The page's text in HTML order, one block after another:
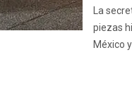
La
piezas
México